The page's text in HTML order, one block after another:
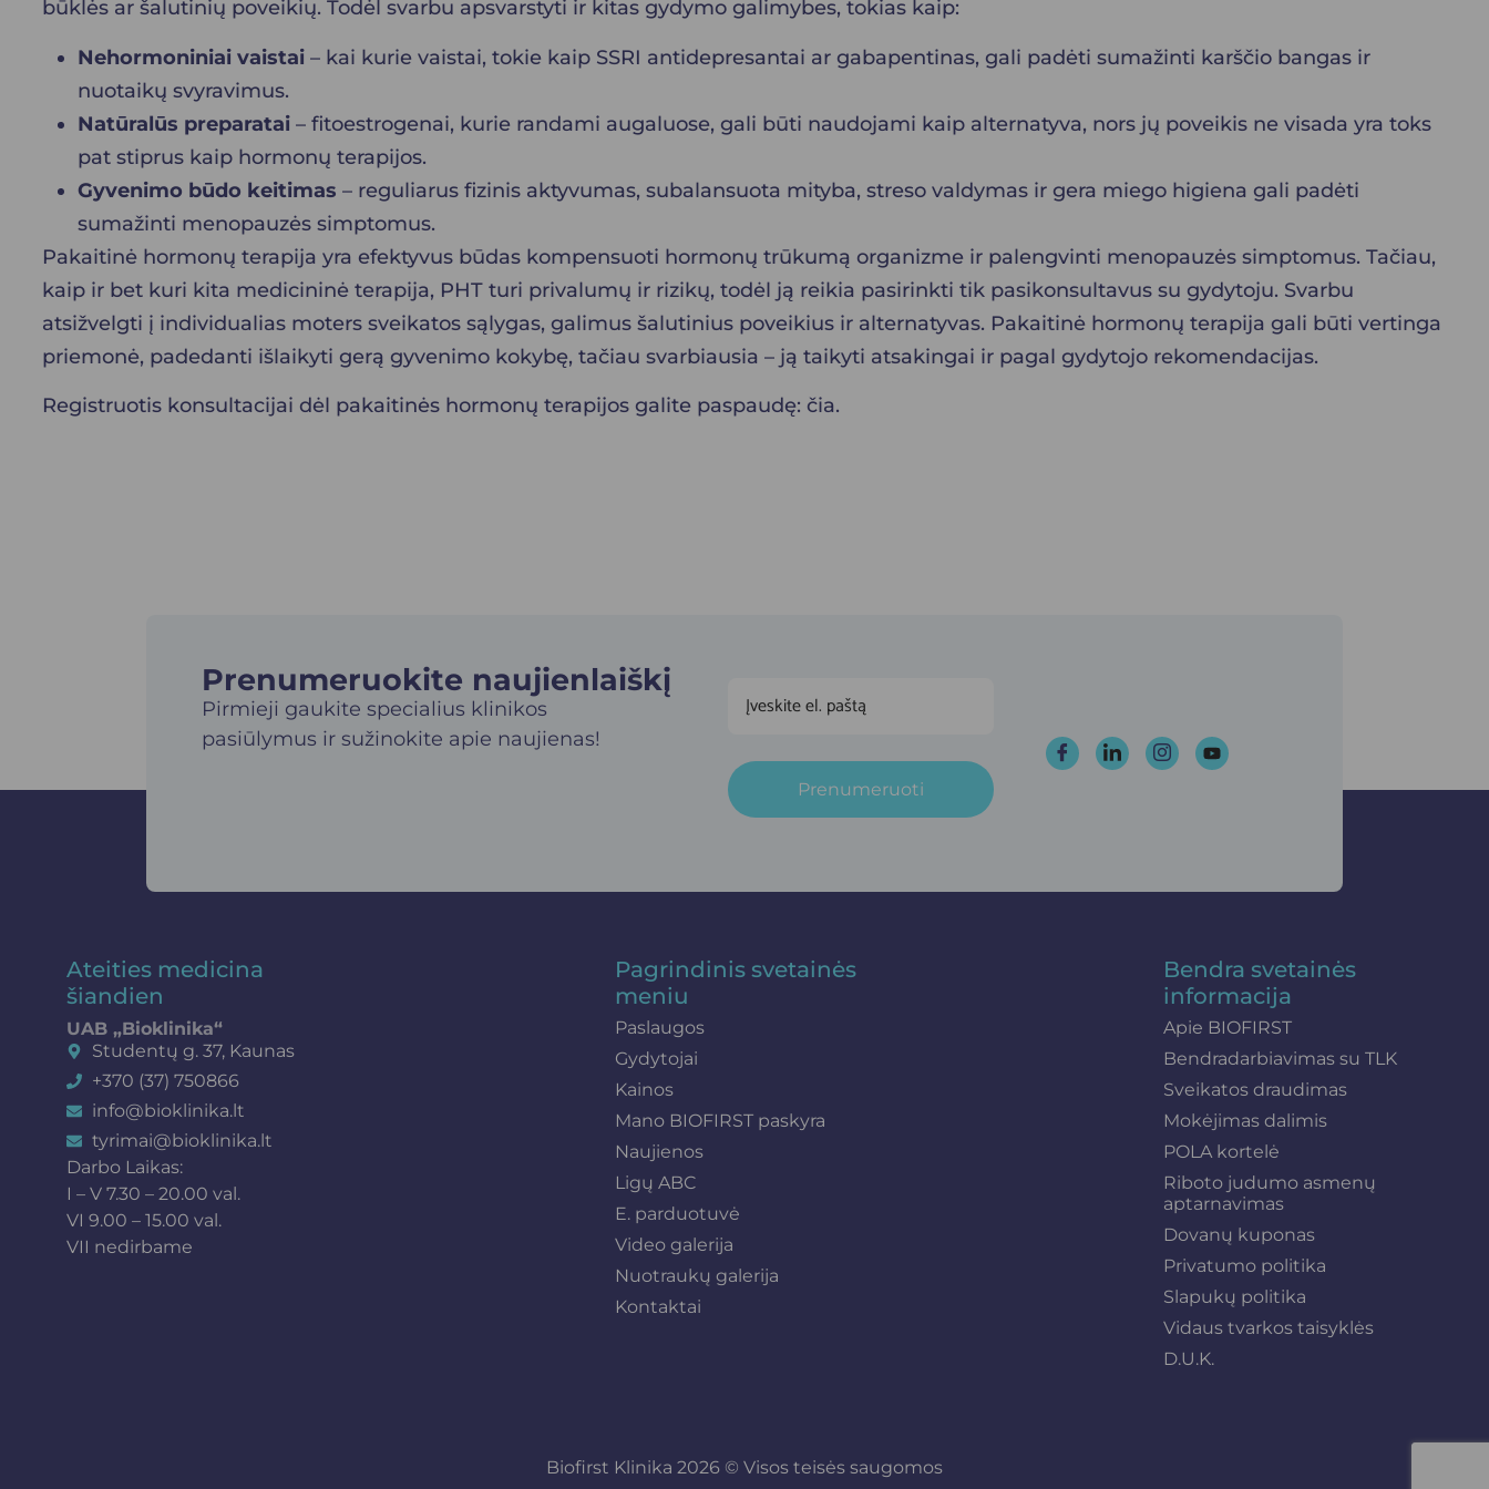
būklės ar šalutinių poveikių. Todėl svarbu apsvarstyti ir kitas gydymo galimybes, tokias kaip:
Nehormoniniai vaistai – kai kurie vaistai, tokie kaip SSRI antidepresantai ar gabapentinas, gali padėti sumažinti karščio bangas ir
nuotaikų svyravimus.
Natūralūs preparatai – fitoestrogenai, kurie randami augaluose, gali būti naudojami kaip alternatyva, nors jų poveikis ne visada yra toks
pat stiprus kaip hormonų terapijos.
Gyvenimo būdo keitimas – reguliarus fizinis aktyvumas, subalansuota mityba, streso valdymas ir gera miego higiena gali padėti
sumažinti menopauzės simptomus.
Pakaitinė hormonų terapija yra efektyvus būdas kompensuoti hormonų trūkumą organizme ir palengvinti menopauzės simptomus. Tačiau,
kaip ir bet kuri kita medicininė terapija, PHT turi privalumų ir rizikų, todėl ją reikia pasirinkti tik pasikonsultavus su gydytoju. Svarbu
atsižvelgti į individualias moters sveikatos sąlygas, galimus šalutinius poveikius ir alternatyvas. Pakaitinė hormonų terapija gali būti vertinga
priemonė, padedanti išlaikyti gerą gyvenimo kokybę, tačiau svarbiausia – ją taikyti atsakingai ir pagal gydytojo rekomendacijas.
Registruotis konsultacijai dėl pakaitinės hormonų terapijos galite paspaudę: čia.
Prenumeruokite naujienlaiškį​
Pirmieji gaukite specialius klinikos
pasiūlymus ir sužinokite apie naujienas!
Prenumeruoti
Ateities medicina
šiandien
UAB „Bioklinika“
Studentų g. 37, Kaunas
+370 (37) 750866
info@bioklinika.lt
tyrimai@bioklinika.lt
Darbo Laikas:
I – V 7.30 – 20.00 val.
VI 9.00 – 15.00 val.
VII nedirbame
Pagrindinis svetainės
meniu
Paslaugos
Gydytojai
Kainos
Mano BIOFIRST paskyra
Naujienos
Ligų ABC
E. parduotuvė
Video galerija
Nuotraukų galerija
Kontaktai
Bendra svetainės
informacija
Apie BIOFIRST
Bendradarbiavimas su TLK
Sveikatos draudimas
Mokėjimas dalimis
POLA kortelė
Riboto judumo asmenų
aptarnavimas
Dovanų kuponas
Privatumo politika
Slapukų politika
Vidaus tvarkos taisyklės
D.U.K.
Biofirst Klinika 2026 © Visos teisės saugomos